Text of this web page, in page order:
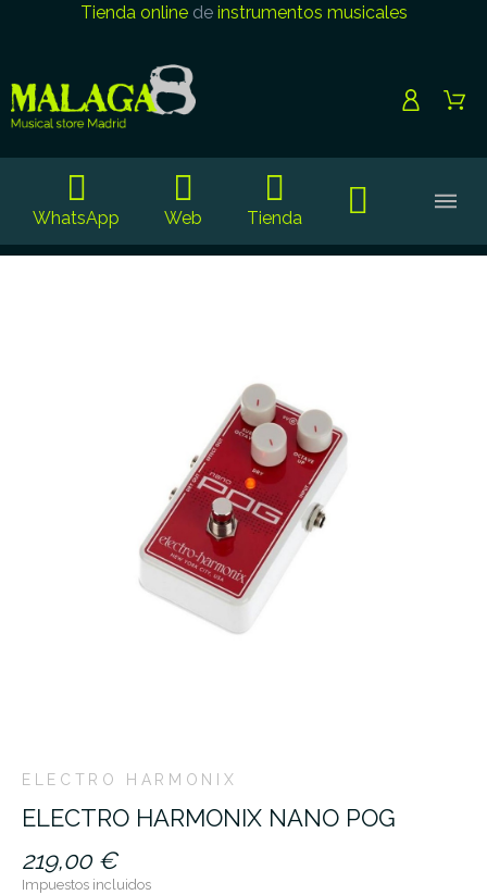
Tienda onlinede instrumentos musicales
WhatsApp Web Tienda
ELECTRO HARMONIX
ELECTRO HARMONIX NANO POG
219,00 €
Impuestos incluidos